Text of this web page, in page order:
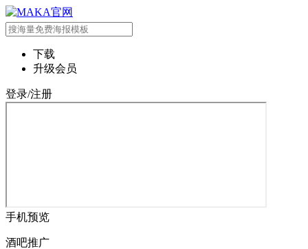
下载
升级会员
登录/注册
手机预览
酒吧推广